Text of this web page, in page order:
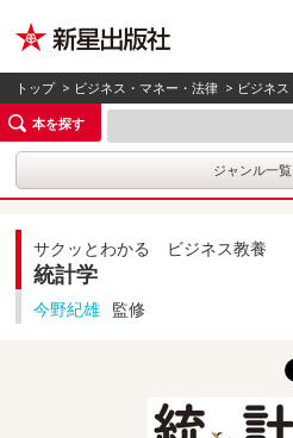
トップ > ビジネス・マネー・法律 > ビジネス
本を探す
ジャンル一覧
サクッとわかる ビジネス教養
統計学
今野紀雄 監修